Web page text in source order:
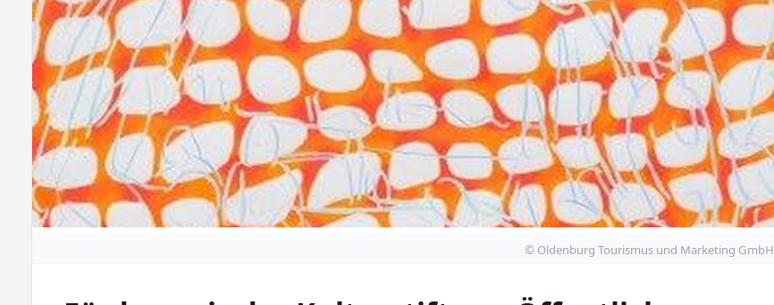
© Oldenburg Tourismus und Marketing GmbH